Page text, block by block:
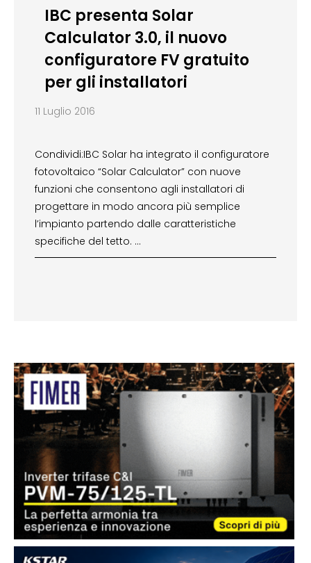
IBC presenta Solar
Calculator 3.0, il nuovo
configuratore FV gratuito
per gli installatori
11 Luglio 2016
Condividi:IBC Solar ha integrato il configuratore
fotovoltaico “Solar Calculator” con nuove
funzioni che consentono agli installatori di
progettare in modo ancora più semplice
l’impianto partendo dalle caratteristiche
specifiche del tetto. …